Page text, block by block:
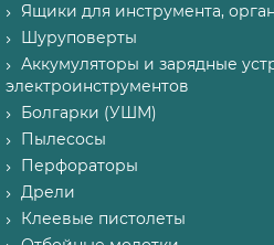
Ящики для инструмента,
Шуруповерты
Аккумуляторы и зарядные
электроинструментов
Болгарки (УШМ)
Пылесосы
Перфораторы
Дрели
Клеевые пистолеты